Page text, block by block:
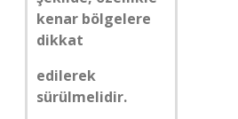
kenar bölgelere
dikkat
edilerek
sürülmelidir.